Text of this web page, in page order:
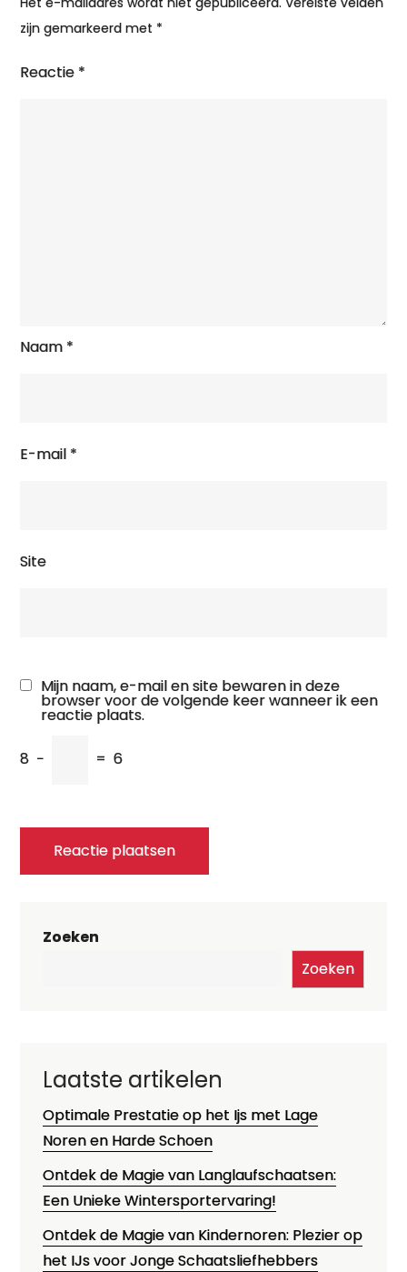
zijn gemarkeerd met *
Reactie *
Naam *
E-mail *
Site
Mijn naam, e-mail en site bewaren in deze
browser voor de volgende keer wanneer ik een
reactie plaats.
8 − = 6
Zoeken
Zoeken
Laatste artikelen
Optimale Prestatie op het Ijs met Lage
Noren en Harde Schoen
Ontdek de Magie van Langlaufschaatsen:
Een Unieke Wintersportervaring!
Ontdek de Magie van Kindernoren: Plezier op
het IJs voor Jonge Schaatsliefhebbers